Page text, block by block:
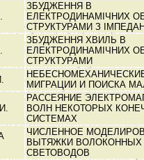
ЗБУДЖЕННЯ В
ЕЛЕКТРОДИНАМІЧНИХ
СТРУКТУРАМИ З
ЗБУДЖЕННЯ ХВИЛЬ В
ЕЛЕКТРОДИНАМІЧНИХ
СТРУКТУРАМИ
МИГРАЦИИ И ПОИСКА
РАССЕЯНИЕ
ВОЛН НЕКОТОРЫХ
СИСТЕМАХ
ЧИСЛЕННОЕ
ВЫТЯЖКИ ВОЛОКОННЫХ
СВЕТОВОДОВ